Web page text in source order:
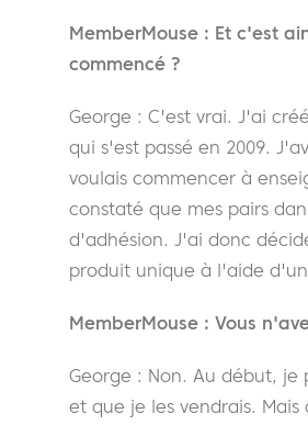
MemberMouse : Et c'est
commencé ?
George : C'est vrai. J'ai
qui s'est passé en 2009.
voulais commencer à
constaté que mes pairs
d'adhésion. J'ai donc
produit unique à l'aide
MemberMouse : Vous
George : Non. Au début, je
et que je les vendrais.